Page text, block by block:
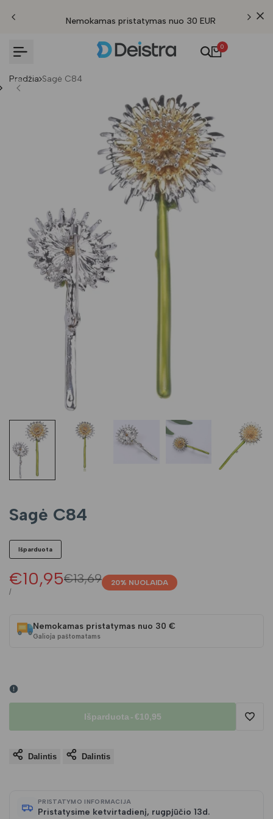
Nemokamas pristatymas nuo 30 EUR
0
Pradžia Sagė C84
Sagė C84
Išparduota
Įprasta
€13,69
Pardavimo
kaina
€10,95
VIENETO
/
20% NUOLAIDA
Nemokamas pristatymas nuo 30 €
Galioja paštomatams
Išparduota -€10,95
Dalintis Dalintis
PRISTATYMO INFORMACIJA
Pristatysime ketvirtadienį, rugpjūčio 13d.